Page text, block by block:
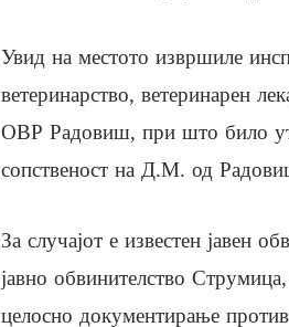
Увид на местото извршиле
ветеринарство, ветеринарен
ОВР Радовиш, при што било
сопственост на Д.М. од
За случајот е известен јавен
јавно обвинителство
целосно документирање